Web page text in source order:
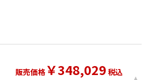
販売価格￥348,029税込